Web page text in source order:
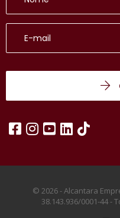
© 2026 - Alcantara
38.143.936/0001-44 -